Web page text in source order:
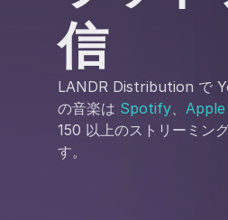
信
LANDR Distribution で
の音楽は Spotify、
150 以上のストリーミン
す。